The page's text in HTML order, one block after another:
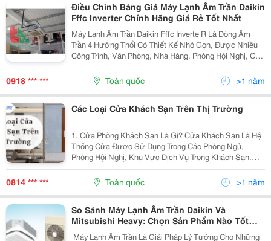
Điều Chỉnh Bảng Giá Máy Lạnh Âm Trần Daikin
Fffc Inverter Chính Hãng Giá Rẻ Tốt Nhất
Máy Lạnh Âm Trần Daikin Fffc Inverte R Là Dòng Âm
Trần 4 Hướng Thổi Có Thiết Kế Nhỏ Gọn, Được Nhiều
Công Trình, Văn Phòng, Nhà Hàng, Phòng Hội Nghị, Cửa
Hàng Tiện Lợi, Salon Tóc,....Lựa Chọn Nhờ Hiệu Suất
Làm Lạnh Mạnh Mẽ, Êm Ái Và Tiết Kiệm Điện Tối...
0918 *** *** Toàn quốc >1 năm
Các Loại Cửa Khách Sạn Trên Thị Trường
1. Cửa Phòng Khách Sạn Là Gì? Cửa Khách Sạn Là Hệ
Thống Cửa Được Sử Dụng Trong Các Phòng Ngủ,
Phòng Hội Nghị, Khu Vực Dịch Vụ Trong Khách Sạn.
Những Cánh Cửa Này Không Chỉ Đảm Bảo An Toàn Mà
Còn Góp Phần Tạo Nên Phong Cách Thiết Kế Sang
Trọng,...
0814 *** *** Toàn quốc >1 năm
So Sánh Máy Lạnh Âm Trần Daikin Và
Mitsubishi Heavy: Chọn Sản Phẩm Nào Tốt
Hơn?